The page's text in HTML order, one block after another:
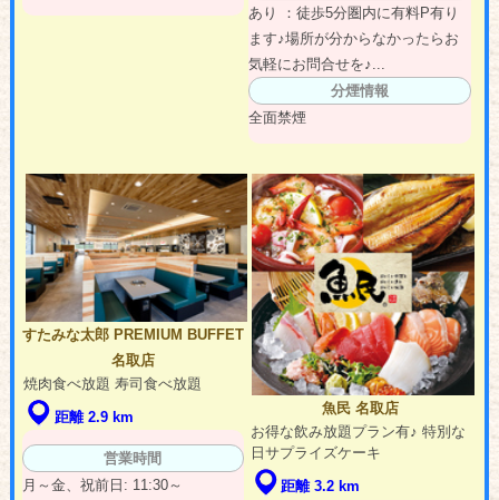
あり ：徒歩5分圏内に有料P有り
ます♪場所が分からなかったらお
気軽にお問合せを♪...
分煙情報
全面禁煙
すたみな太郎 PREMIUM BUFFET
名取店
焼肉食べ放題 寿司食べ放題
距離 2.9 km
営業時間
月～金、祝前日: 11:30～
魚民 名取店
お得な飲み放題プラン有♪ 特別な
日サプライズケーキ
距離 3.2 km